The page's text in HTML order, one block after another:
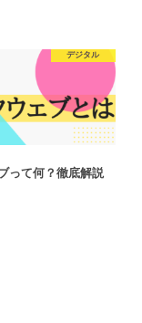
デジタル
って何？徹底解説